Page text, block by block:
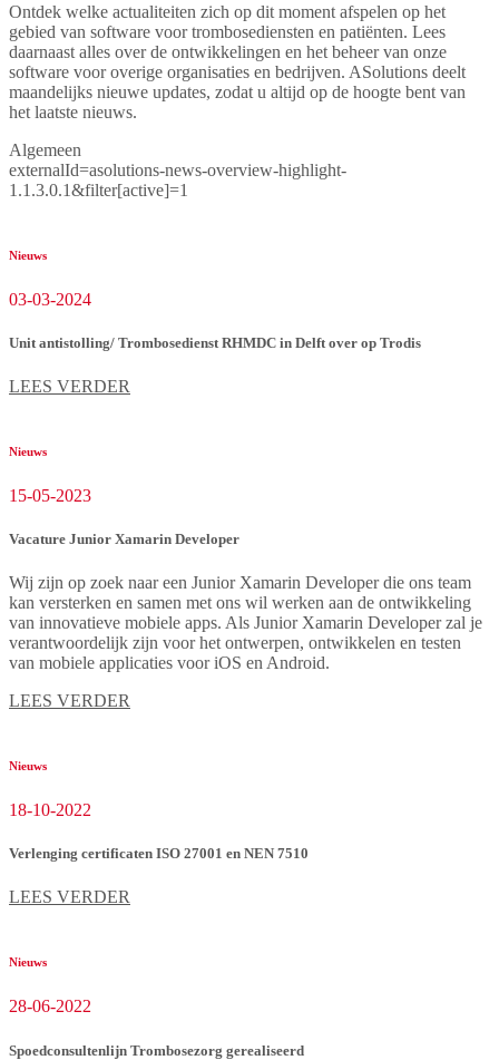
Ontdek welke actualiteiten zich op dit moment afspelen op het
gebied van software voor trombosediensten en patiënten. Lees
daarnaast alles over de ontwikkelingen en het beheer van onze
software voor overige organisaties en bedrijven. ASolutions deelt
maandelijks nieuwe updates, zodat u altijd op de hoogte bent van
het laatste nieuws.
Algemeen
externalId=asolutions-news-overview-highlight-
1.1.3.0.1&filter[active]=1
Nieuws
03-03-2024
Unit antistolling/ Trombosedienst RHMDC in Delft over op Trodis
LEES VERDER
Nieuws
15-05-2023
Vacature Junior Xamarin Developer
Wij zijn op zoek naar een Junior Xamarin Developer die ons team
kan versterken en samen met ons wil werken aan de ontwikkeling
van innovatieve mobiele apps. Als Junior Xamarin Developer zal je
verantwoordelijk zijn voor het ontwerpen, ontwikkelen en testen
van mobiele applicaties voor iOS en Android.
LEES VERDER
Nieuws
18-10-2022
Verlenging certificaten ISO 27001 en NEN 7510
LEES VERDER
Nieuws
28-06-2022
Spoedconsultenlijn Trombosezorg gerealiseerd